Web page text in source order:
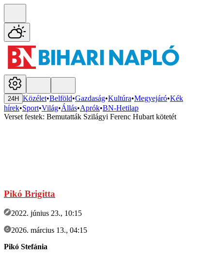
24H Közélet•Belföld•Gazdaság•Kultúra•Megyejáró•Kék
hírek•Sport•Világ•Állás•Aprók•BN-Hetilap
Verset festek: Bemutatták Szilágyi Ferenc Hubart kötetét
Pikó Brigitta
2022. június 23., 10:15
2026. március 13., 04:15
Pikó Stefánia